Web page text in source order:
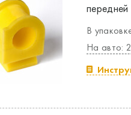
В
На авто: